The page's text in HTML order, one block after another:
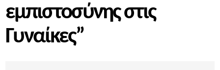
εμπιστοσύνης στις
Γυναίκες”